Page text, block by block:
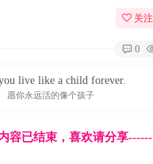
关注
0
live like a child forever.
愿你永远活的像个孩子
容已结束，喜欢请分享------